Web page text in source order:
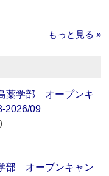
もっと見る »
薬学部 オープンキ
2026/09
部 オープンキャン